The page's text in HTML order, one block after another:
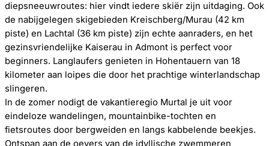
diepsneeuwroutes: hier vindt iedere skiër zijn uitdaging. Ook
de nabijgelegen skigebieden Kreischberg/Murau (42 km
piste) en Lachtal (36 km piste) zijn echte aanraders, en het
gezinsvriendelijke Kaiserau in Admont is perfect voor
beginners. Langlaufers genieten in Hohentauern van 18
kilometer aan loipes die door het prachtige winterlandschap
slingeren.
In de zomer nodigt de vakantieregio Murtal je uit voor
eindeloze wandelingen, mountainbike-tochten en
fietsroutes door bergweiden en langs kabbelende beekjes.
Ontspan aan de oevers van de idyllische zwemmeren